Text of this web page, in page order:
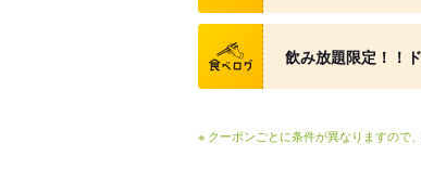
クーポン
飲み放題限定！！
※ クーポンごとに条件が異なりますので